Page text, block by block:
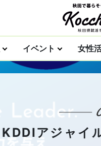
イベント 女性
KDDIアジャイ